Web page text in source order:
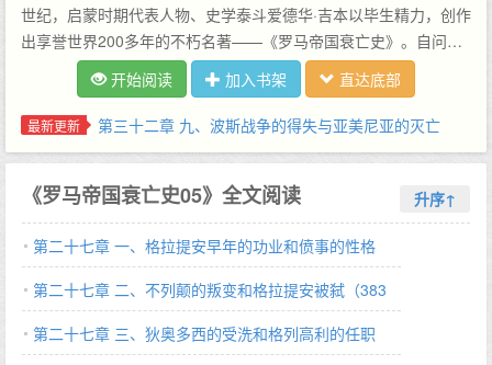
世纪，启蒙时期代表人物、史学泰斗爱德华·吉本以毕生精力，创作
出享誉世界200多年的不朽名著——《罗马帝国衰亡史》。自问世
以来，《罗马帝国衰亡史》受到无数名家的极力推崇，包括哲学泰
斗休谟、经济学之父亚当·斯密、全球史奠基人麦克尼尔、科幻经典
《银河帝国》的作者阿西莫夫等。二战时期知名的英国首相丘吉
度，展现了罗马帝国1300多年由盛而衰、直至毁灭的全过程。博大
雄伟的史观加上优美典雅的文字，使得西方人一谈及罗马帝国，必
定会想到此书。此书也自然而然成为了了解罗马帝国不可不读的至
高经典。…
开始阅读 加入书架 直达底部
最新更新
第三十二章 九、波斯战争的得失与亚美尼亚的灭亡
（422～440 A.D.）
《罗马帝国衰亡史05》全文阅读 升序↑
第二十七章 一、格拉提安早年的功业和偾事的性格
（379～383 A.D.）
第二十七章 二、不列颠的叛变和格拉提安被弑（383
～387 A.D.）
第二十七章 三、狄奥多西的受洗和格列高利的任职